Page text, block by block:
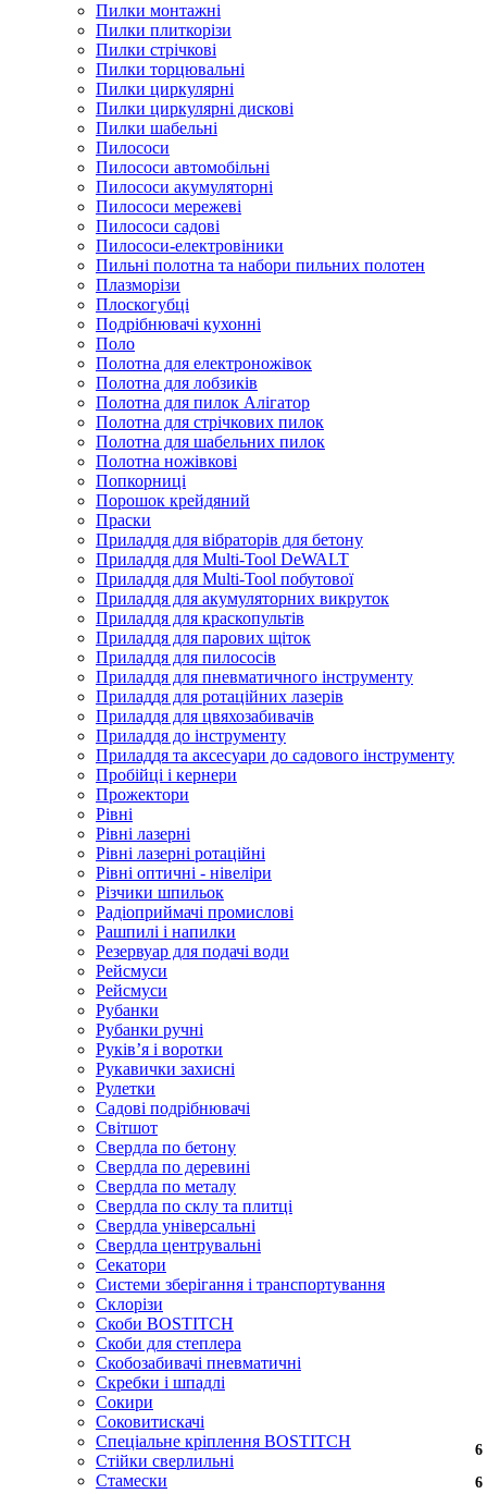
Пилки монтажні
Пилки плиткорізи
Пилки стрічкові
Пилки торцювальні
Пилки циркулярні
Пилки циркулярні дискові
Пилки шабельні
Пилососи
Пилососи автомобільні
Пилососи акумуляторні
Пилососи мережеві
Пилососи садові
Пилососи-електровіники
Пильні полотна та набори пильних полотен
Плазморізи
Плоскогубці
Подрібнювачі кухонні
Поло
Полотна для електроножівок
Полотна для лобзиків
Полотна для пилок Алігатор
Полотна для стрічкових пилок
Полотна для шабельних пилок
Полотна ножівкові
Попкорниці
Порошок крейдяний
Праски
Приладдя для вібраторів для бетону
Приладдя для Multi-Tool DeWALT
Приладдя для Multi-Tool побутової
Приладдя для акумуляторних викруток
Приладдя для краскопультів
Приладдя для парових щіток
Приладдя для пилососів
Приладдя для пневматичного інструменту
Приладдя для ротаційних лазерів
Приладдя для цвяхозабивачів
Приладдя до інструменту
Приладдя та аксесуари до садового інструменту
Пробійці і кернери
Прожектори
Рівні
Рівні лазерні
Рівні лазерні ротаційні
Рівні оптичні - нівеліри
Різчики шпильок
Радіоприймачі промислові
Рашпилі і напилки
Резервуар для подачі води
Рейсмуси
Рейсмуси
Рубанки
Рубанки ручні
Руківʼя і воротки
Рукавички захисні
Рулетки
Садові подрібнювачі
Світшот
Свердла по бетону
Свердла по деревині
Свердла по металу
Свердла по склу та плитці
Свердла універсальні
Свердла центрувальні
Секатори
Системи зберігання і транспортування
Склорізи
Скоби BOSTITCH
Скоби для степлера
Скобозабивачі пневматичні
Скребки і шпадлі
Сокири
Соковитискачі
Спеціальне кріплення BOSTITCH
Стійки сверлильні
Стамески
6
6
6
6